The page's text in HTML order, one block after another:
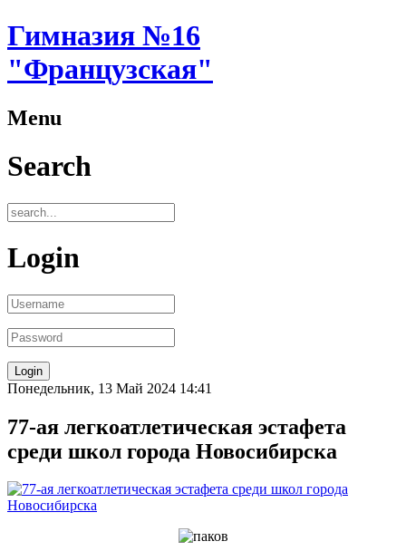
Гимназия №16
"Французская"
Menu
Search
Login
Понедельник, 13 Май 2024 14:41
77-ая легкоатлетическая эстафета
среди школ города Новосибирска